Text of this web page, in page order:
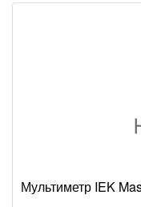
Мультиметр IEK